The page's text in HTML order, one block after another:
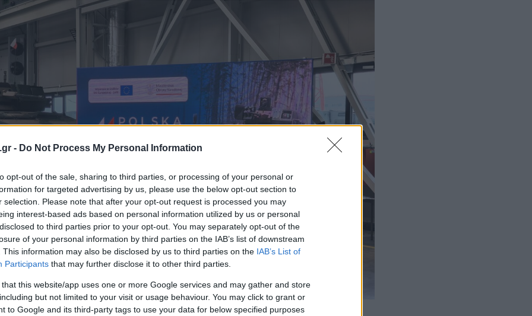
- Do Not Process My Personal Information
opt-out of the sale, sharing to third parties, or processing of your personal or
for targeted advertising by us, please use the below opt-out section to
selection. Please note that after your opt-out request is processed you may
interest-based ads based on personal information utilized by us or personal
to third parties prior to your opt-out. You may separately opt-out of the
of your personal information by third parties on the IAB’s list of downstream
This information may also be disclosed by us to third parties on the IAB’s List of
Participants that may further disclose it to other third parties.
that this website/app uses one or more Google services and may gather and store
but not limited to your visit or usage behaviour. You may click to grant or
to Google and its third-party tags to use your data for below specified purposes